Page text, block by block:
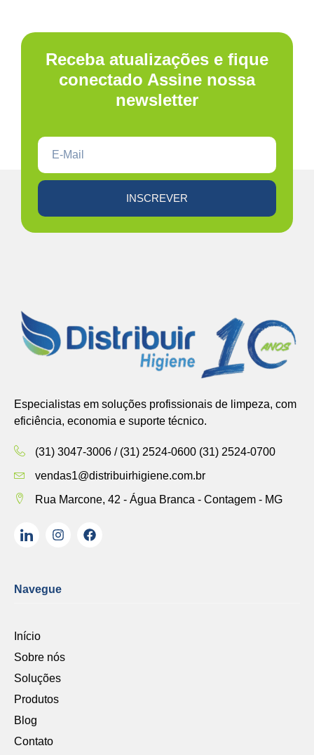
Receba atualizações e fique
conectado Assine nossa
newsletter
INSCREVER
Especialistas em soluções profissionais de limpeza, com
eficiência, economia e suporte técnico.
(31) 3047-3006 / (31) 2524-0600 (31) 2524-0700
vendas1@distribuirhigiene.com.br
Rua Marcone, 42 - Água Branca - Contagem - MG
Navegue
Início
Sobre nós
Soluções
Produtos
Blog
Contato